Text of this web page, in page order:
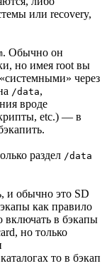
или recovery,
. Обычно он
но имея root вы
через
/data,
вроде
etc.) — в
раздел /data
и обычно это SD
как правило
включать в бэкапы
но только
то в бэкап